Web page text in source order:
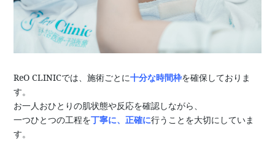
ReO CLINICでは、施術ごとに十分な時間枠を確保しておりま
す。
お一人おひとりの肌状態や反応を確認しながら、
一つひとつの工程を丁寧に、正確に行うことを大切にしていま
す。